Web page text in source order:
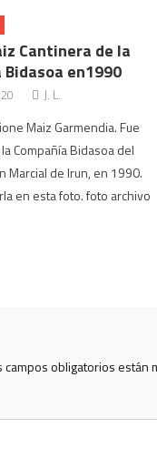
Cantinera de la
Bidasoa en1990
J. L.
Maiz Garmendia. Fue
Compañía Bidasoa del
Marcial de Irun, en 1990.
en esta foto. foto archivo
campos obligatorios están